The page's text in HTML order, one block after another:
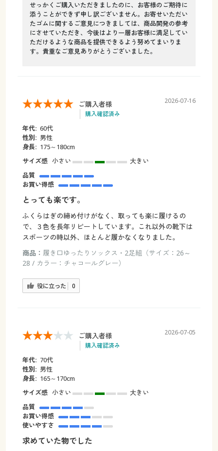
せっかくご購入いただきましたのに、お客様のご期待に
添うことができず申し訳ございません。お寄せいただい
たゴムに関するご意見につきましては、商品開発の参考
にさせていただき、今後はより一層お客様に満足してい
ただけるような商品を提供できるよう努めてまいりま
す。貴重なご意見ありがとうございました。
ご購入者様
購入確認済み
2026-07-16
年代: 60代
性別: 男性
身長: 175～180cm
サイズ感 小さい
大きい
品質
お買い得感
とっても楽です。
ふくらはぎの締め付けがなく、取っても楽に履けるの
で、３色を長年リピートしています。これ以外の靴下は
スポーツの時以外、ほとんど履かなくなりました。
商品： 履き口ゆったりソックス・2足組（サイズ：26～
28 / カラー：チャコールグレー）
役に立った 0
ご購入者様
購入確認済み
2026-07-05
年代: 70代
性別: 男性
身長: 165～170cm
サイズ感 小さい
大きい
品質
お買い得感
使いやすさ
求めていた物でした